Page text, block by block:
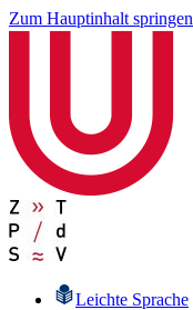
Zum Hauptinhalt springen
Leichte Sprache